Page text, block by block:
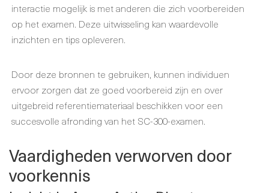
interactie mogelijk is met anderen die zich voorbereiden
op het examen. Deze uitwisseling kan waardevolle
inzichten en tips opleveren.
Door deze bronnen te gebruiken, kunnen individuen
ervoor zorgen dat ze goed voorbereid zijn en over
uitgebreid referentiemateriaal beschikken voor een
succesvolle afronding van het SC-300-examen.
Vaardigheden verworven door
voorkennis